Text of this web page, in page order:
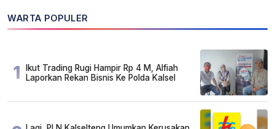
WARTA POPULER
1
Ikut Trading Rugi Hampir Rp 4 M, Alfiah
Laporkan Rekan Bisnis Ke Polda Kalsel